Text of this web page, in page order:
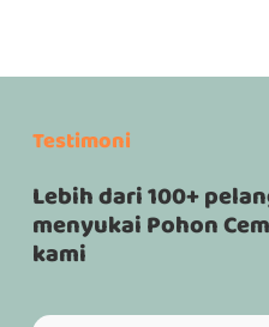
Testimoni
Lebih dari 100+
menyukai Pohon
kami